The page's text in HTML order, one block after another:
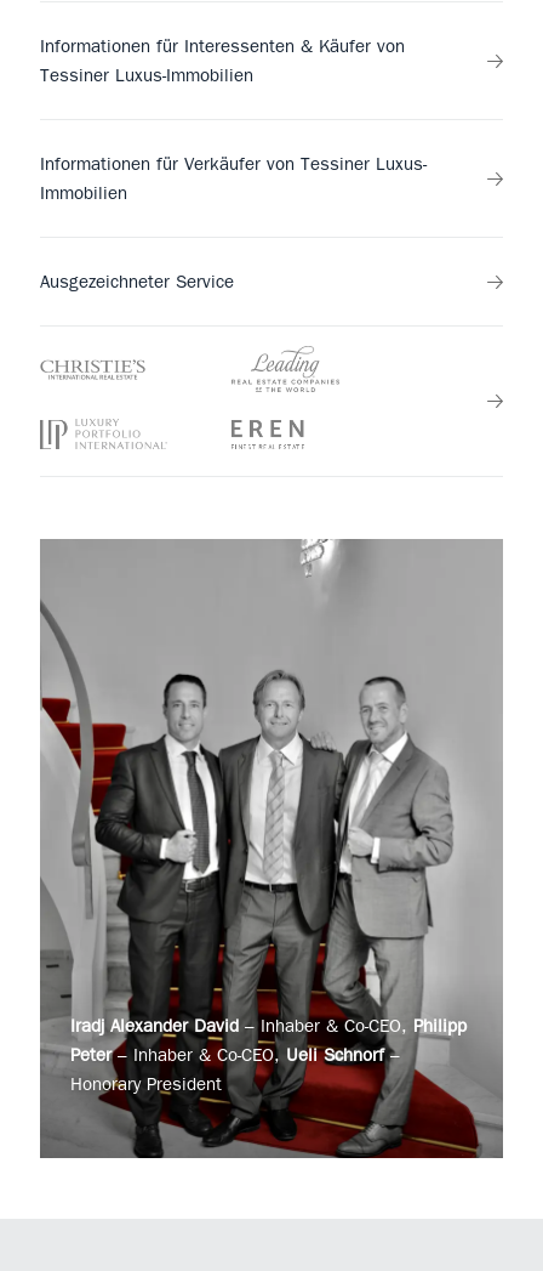
Iradj Alexander David – Inhaber & Co-CEO, Philipp
Peter– Inhaber & Co-CEO, Ueli Schnorf–
Honorary President
Informationen für Interessenten & Käufer von
Tessiner Luxus-Immobilien
Informationen für Verkäufer von Tessiner Luxus-
Immobilien
Ausgezeichneter Service